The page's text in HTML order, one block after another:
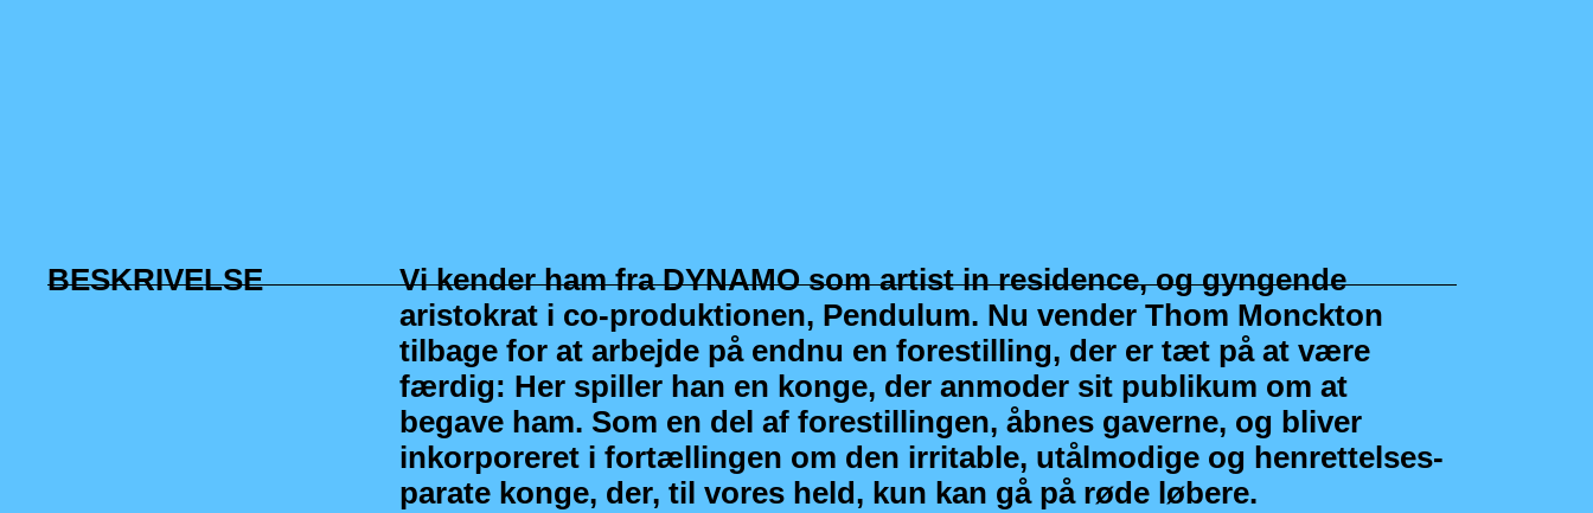
BESKRIVELSE
Vi kender ham fra DYNAMO som artist in residence, og gyngende
aristokrat i co-produktionen, Pendulum. Nu vender Thom Monckton
tilbage for at arbejde på endnu en forestilling, der er tæt på at være
færdig: Her spiller han en konge, der anmoder sit publikum om at
begave ham. Som en del af forestillingen, åbnes gaverne, og bliver
inkorporeret i fortællingen om den irritable, utålmodige og henrettelses-
parate konge, der, til vores held, kun kan gå på røde løbere.